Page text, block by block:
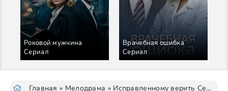
Роковой мужчина
Сериал
Врачебная ошибка
Сериал
Главная » Мелодрама » Исправленному верить Сериал